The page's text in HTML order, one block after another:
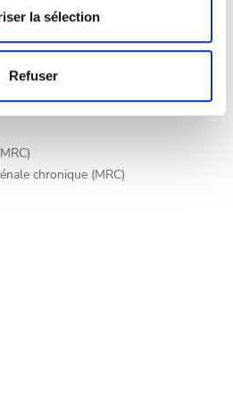
de personnaliser le contenu
fonctionnalités relatives aux
notre trafic. Nous
informations sur l'utilisation de
de médias sociaux, de
peuvent combiner celles-ci
la sélection
Refuser
chronique (MRC)